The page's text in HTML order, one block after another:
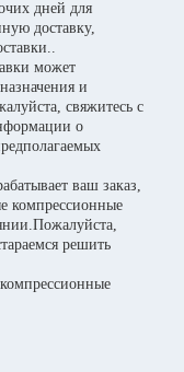
дней для
доставку,
может
и
свяжитесь с
о
ваш заказ,
компрессионные
решить